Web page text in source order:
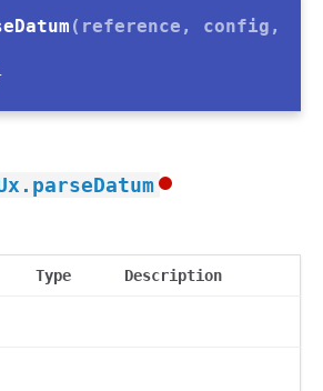
(reference, config,
Type Description